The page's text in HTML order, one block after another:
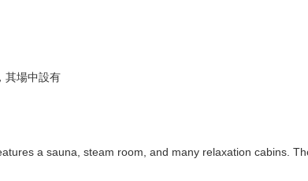
其場中設有
a sauna, steam room, and many relaxation cabins.